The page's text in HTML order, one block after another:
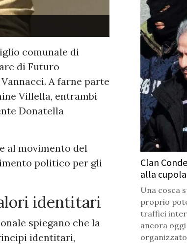
comunale di
di Futuro
A farne parte
Villella, entrambi
Donatella
al movimento del
politico per gli
identitari
spiegano che la
identitari,
Clan
alla
Una cosca
proprio
traffici
ancora